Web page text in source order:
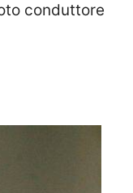
conduttore